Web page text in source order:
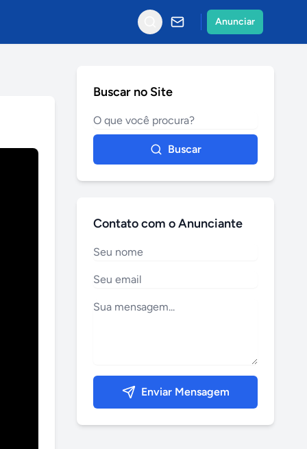
Anunciar
Buscar no Site
Buscar
Contato com o Anunciante
Enviar Mensagem